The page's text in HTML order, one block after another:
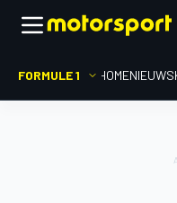
FORMULE 1 HOMENIEUWS